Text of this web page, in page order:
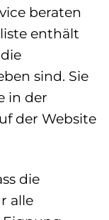
beraten
enthält
sind. Sie
in der
der Website
die
alle